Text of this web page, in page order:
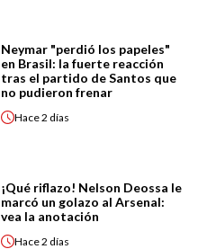
Neymar "perdió los papeles"
en Brasil: la fuerte reacción
tras el partido de Santos que
no pudieron frenar
Hace2 días
¡Qué riflazo! Nelson Deossa le
marcó un golazo al Arsenal:
vea la anotación
Hace2 días